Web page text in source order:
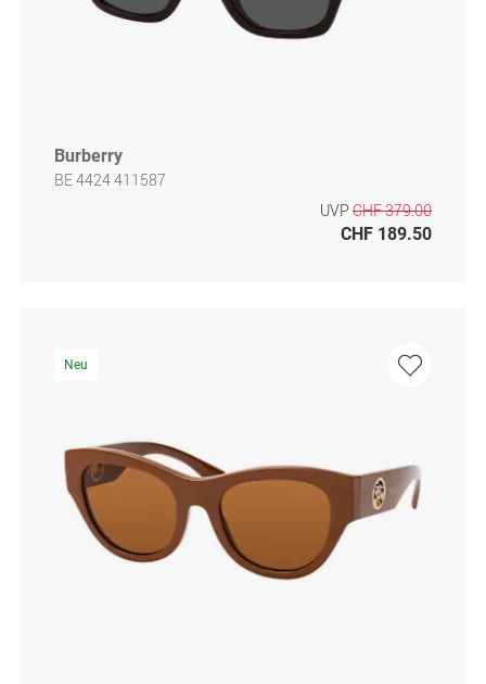
Burberry
BE 4424 411587
UVP CHF 379.00
CHF 189.50
Neu